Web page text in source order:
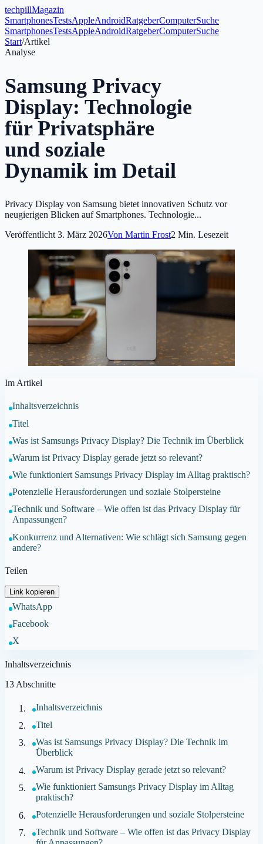
techpillMagazin
SmartphonesTestsAppleAndroidRatgeberComputerSuche
SmartphonesTestsAppleAndroidRatgeberComputerSuche
Start/Artikel
Analyse
Samsung Privacy
Display: Technologie
für Privatsphäre
und soziale
Dynamik im Detail
Privacy Display von Samsung bietet innovativen Schutz vor
neugierigen Blicken auf Smartphones. Technologie...
Veröffentlicht 3. März 2026Von Martin Frost2 Min. Lesezeit
Im Artikel
Inhaltsverzeichnis
Titel
Was ist Samsungs Privacy Display? Die Technik im Überblick
Warum ist Privacy Display gerade jetzt so relevant?
Wie funktioniert Samsungs Privacy Display im Alltag praktisch?
Potenzielle Herausforderungen und soziale Stolpersteine
Technik und Software – Wie offen ist das Privacy Display für
Anpassungen?
Konkurrenz und Alternativen: Wie schlägt sich Samsung gegen
andere?
Teilen
Link kopieren
WhatsApp
Facebook
X
Inhaltsverzeichnis
13 Abschnitte
Inhaltsverzeichnis
Titel
Was ist Samsungs Privacy Display? Die Technik im
Überblick
Warum ist Privacy Display gerade jetzt so relevant?
Wie funktioniert Samsungs Privacy Display im Alltag
praktisch?
Potenzielle Herausforderungen und soziale Stolpersteine
Technik und Software – Wie offen ist das Privacy Display